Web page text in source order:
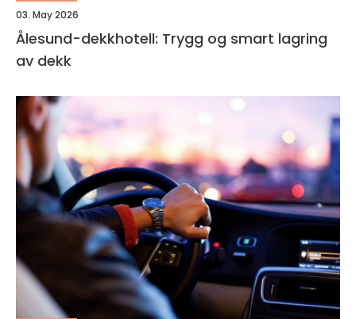
03. May 2026
Ålesund-dekkhotell: Trygg og smart lagring
av dekk